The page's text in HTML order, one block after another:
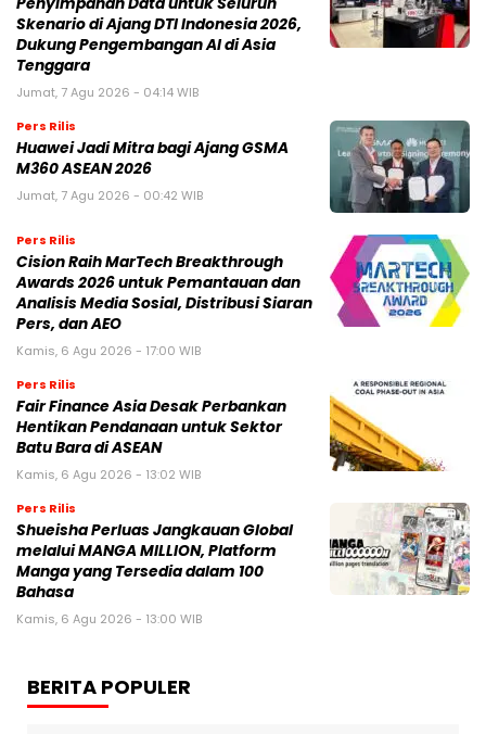
Skenario di Ajang DTI Indonesia 2026,
Dukung Pengembangan AI di Asia
Tenggara
Jumat, 7 Agu 2026 - 04:14 WIB
Pers Rilis
Huawei Jadi Mitra bagi Ajang GSMA
M360 ASEAN 2026
Jumat, 7 Agu 2026 - 00:42 WIB
Pers Rilis
Cision Raih MarTech Breakthrough
Awards 2026 untuk Pemantauan dan
Analisis Media Sosial, Distribusi Siaran
Pers, dan AEO
Kamis, 6 Agu 2026 - 17:00 WIB
Pers Rilis
Fair Finance Asia Desak Perbankan
Hentikan Pendanaan untuk Sektor
Batu Bara di ASEAN
Kamis, 6 Agu 2026 - 13:02 WIB
Pers Rilis
Shueisha Perluas Jangkauan Global
melalui MANGA MILLION, Platform
Manga yang Tersedia dalam 100
Bahasa
Kamis, 6 Agu 2026 - 13:00 WIB
BERITA POPULER